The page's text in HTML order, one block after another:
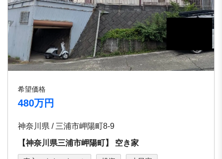
希望価格
480万円
神奈川県 / 三浦市岬陽町8-9
【神奈川県三浦市岬陽町】 空き家